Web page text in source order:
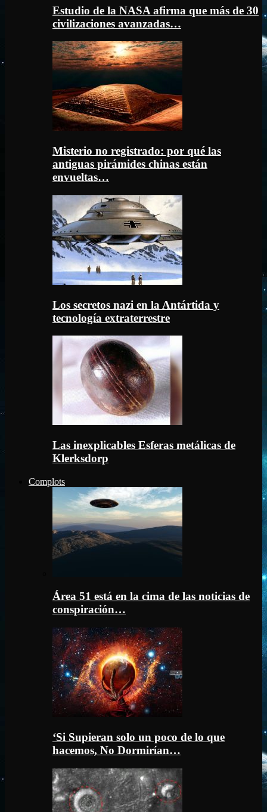
Estudio de la NASA afirma que más de 30
civilizaciones avanzadas…
Misterio no registrado: por qué las
antiguas pirámides chinas están
envueltas…
Los secretos nazi en la Antártida y
tecnología extraterrestre
Las inexplicables Esferas metálicas de
Klerksdorp
Complots
Área 51 está en la cima de las noticias de
conspiración…
‘Si Supieran solo un poco de lo que
hacemos, No Dormirían…